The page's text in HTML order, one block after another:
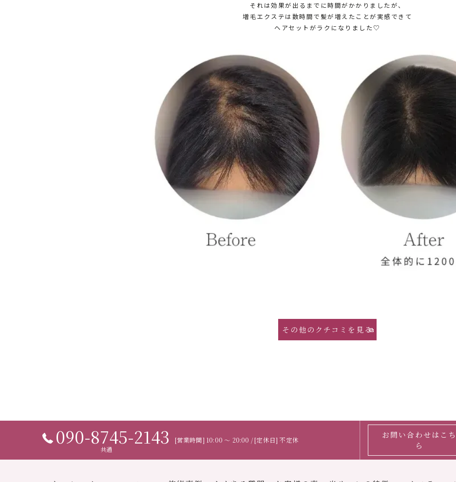
それは効果が出るまでに時間がかかりましたが、
増毛エクステは数時間で髪が増えたことが実感できて
ヘアセットがラクになりました♡
その他のクチコミを見る
090-8745-2143
共通
[営業時間] 10:00 〜 20:00 / [定休日] 不定休
お問い合わせはこち
ら